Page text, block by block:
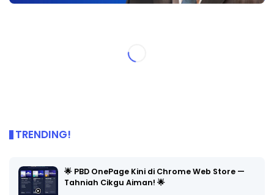
TRENDING!
🌟 PBD OnePage Kini di Chrome Web Store —
Tahniah Cikgu Aiman! 🌟